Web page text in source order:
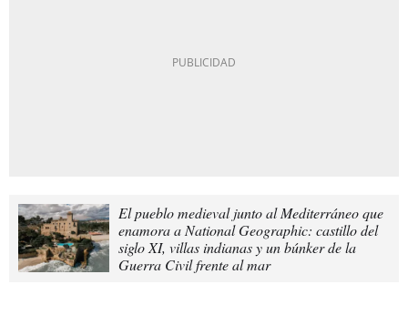
El pueblo medieval junto al Mediterráneo que
enamora a National Geographic: castillo del
siglo XI, villas indianas y un búnker de la
Guerra Civil frente al mar